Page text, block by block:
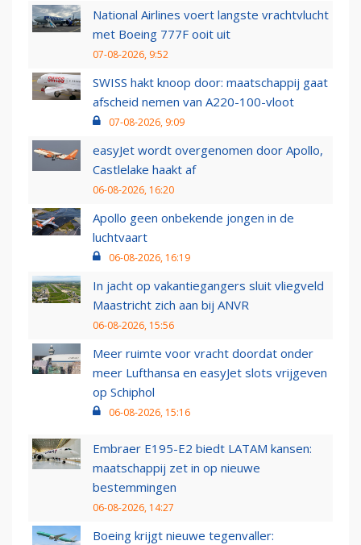
National Airlines voert langste vrachtvlucht
met Boeing 777F ooit uit
07-08-2026, 9:52
SWISS hakt knoop door: maatschappij gaat
afscheid nemen van A220-100-vloot
07-08-2026, 9:09
easyJet wordt overgenomen door Apollo,
Castlelake haakt af
06-08-2026, 16:20
Apollo geen onbekende jongen in de
luchtvaart
06-08-2026, 16:19
In jacht op vakantiegangers sluit vliegveld
Maastricht zich aan bij ANVR
06-08-2026, 15:56
Meer ruimte voor vracht doordat onder
meer Lufthansa en easyJet slots vrijgeven
op Schiphol
06-08-2026, 15:16
Embraer E195-E2 biedt LATAM kansen:
maatschappij zet in op nieuwe
bestemmingen
06-08-2026, 14:27
Boeing krijgt nieuwe tegenvaller: